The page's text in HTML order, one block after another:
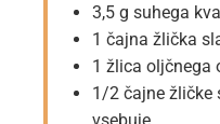
3,5 g suhega
1 čajna žlička
1 žlica oljčnega
1/2 čajne žličke
vsebuje